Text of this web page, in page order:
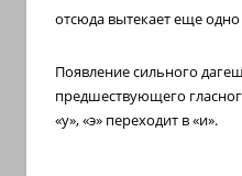
отсюда вытекает еще
Появление сильного
предшествующего
«у», «э» переходит в «и».